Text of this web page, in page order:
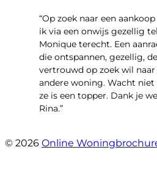
“Op zoek naar een
ik via een onwijs gezellig
Monique terecht. Een
die ontspannen, gezellig,
vertrouwd op zoek wil
andere woning. Wacht niet
ze is een topper. Dank je
Rina.”
© 2026 Online